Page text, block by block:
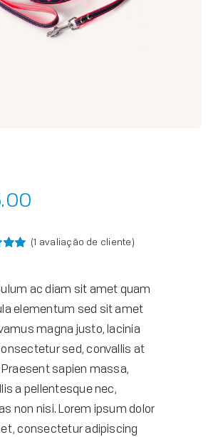
(1 avaliação de cliente)
ac diam sit amet quam
elementum sed sit amet
magna justo, lacinia
sed, convallis at
sapien massa,
a pellentesque nec,
non nisi. Lorem ipsum dolor
consectetur adipiscing